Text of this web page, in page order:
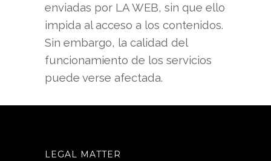
enviadas por LA WEB, sin que ello
impida al acceso a los contenidos.
Sin embargo, la calidad del
funcionamiento de los servicios
puede verse afectada.
LEGAL MATTER